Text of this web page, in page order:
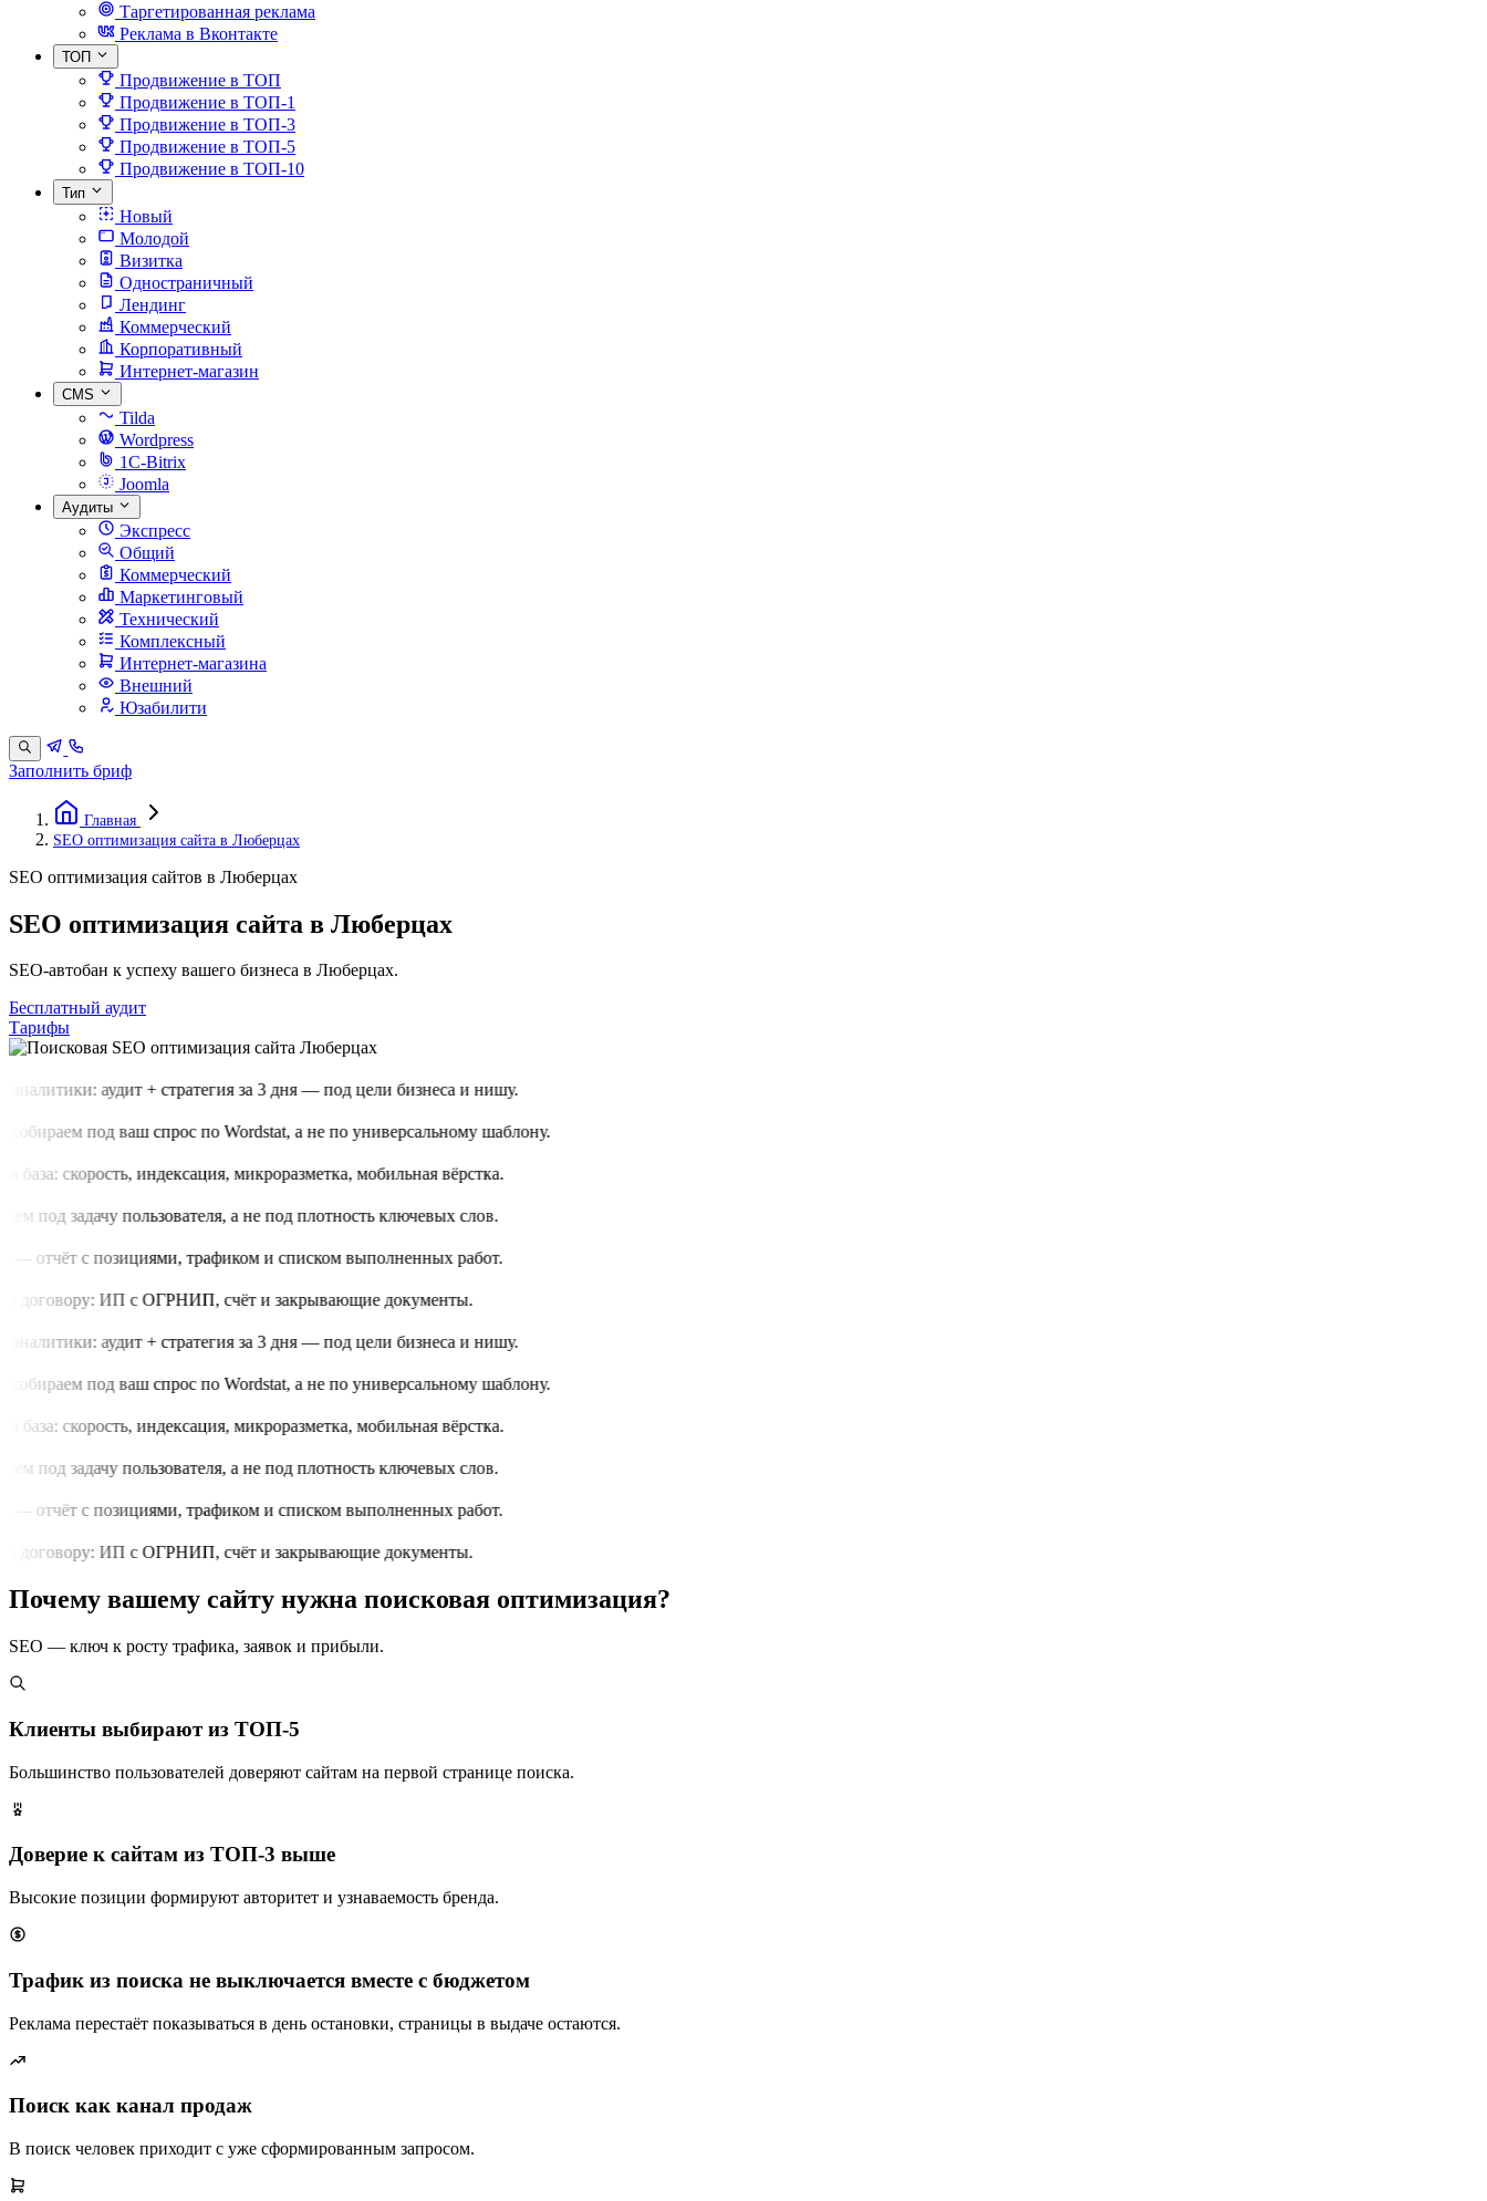
Таргетированная реклама
Реклама в Вконтакте
ТОП
Продвижение в ТОП
Продвижение в ТОП-1
Продвижение в ТОП-3
Продвижение в ТОП-5
Продвижение в ТОП-10
Тип
Новый
Молодой
Визитка
Одностраничный
Лендинг
Коммерческий
Корпоративный
Интернет-магазин
CMS
Tilda
Wordpress
1C-Bitrix
Joomla
Аудиты
Экспресс
Общий
Коммерческий
Маркетинговый
Технический
Комплексный
Интернет-магазина
Внешний
Юзабилити
Заполнить бриф
Главная
SEO оптимизация сайта в Люберцах
SEO оптимизация сайтов в Люберцах
SEO оптимизация сайта в Люберцах
SEO-автобан к успеху вашего бизнеса в Люберцах.
Бесплатный аудит
Тарифы
аудит + стратегия за 3 дня — под цели бизнеса и нишу.
под ваш спрос по Wordstat, а не по универсальному шаблону.
база: скорость, индексация, микроразметка, мобильная вёрстка.
под задачу пользователя, а не под плотность ключевых слов.
отчёт с позициями, трафиком и списком выполненных работ.
договору: ИП с ОГРНИП, счёт и закрывающие документы.
аудит + стратегия за 3 дня — под цели бизнеса и нишу.
под ваш спрос по Wordstat, а не по универсальному шаблону.
база: скорость, индексация, микроразметка, мобильная вёрстка.
под задачу пользователя, а не под плотность ключевых слов.
отчёт с позициями, трафиком и списком выполненных работ.
договору: ИП с ОГРНИП, счёт и закрывающие документы.
Почему вашему сайту нужна поисковая оптимизация?
SEO — ключ к росту трафика, заявок и прибыли.
Клиенты выбирают из ТОП-5
Большинство пользователей доверяют сайтам на первой странице поиска.
Доверие к сайтам из ТОП-3 выше
Высокие позиции формируют авторитет и узнаваемость бренда.
Трафик из поиска не выключается вместе с бюджетом
Реклама перестаёт показываться в день остановки, страницы в выдаче остаются.
Поиск как канал продаж
В поиск человек приходит с уже сформированным запросом.